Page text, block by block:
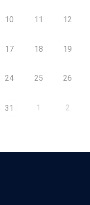
10 11 12
17 18 19
24 25 26
31 1 2